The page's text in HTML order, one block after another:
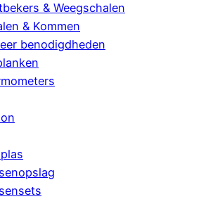
& Weegschalen
& Kommen
benodigdheden